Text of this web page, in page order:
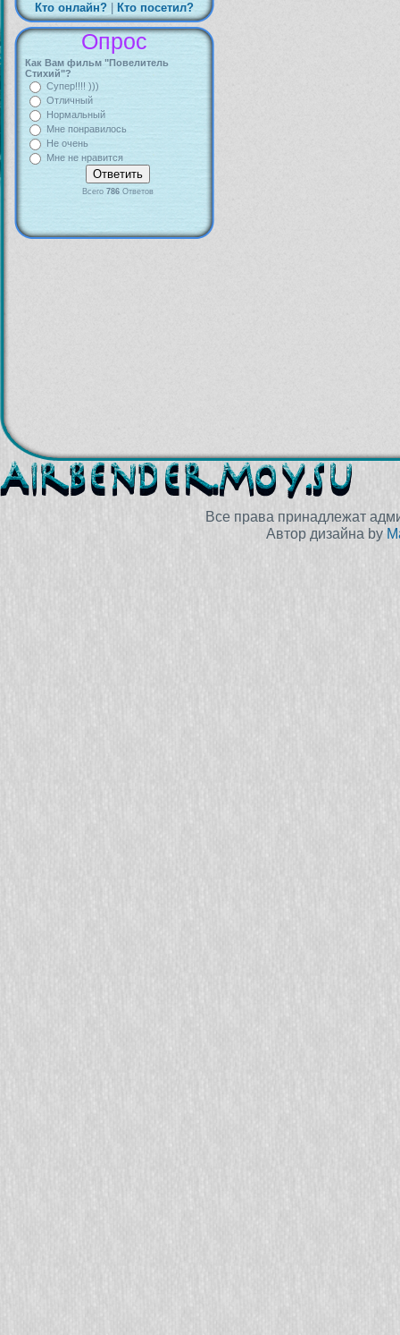
Кто онлайн? Кто посетил?
Опрос
Как Вам фильм "Повелитель
Стихий"?
Супер!!!! )))
Отличный
Нормальный
Мне понравилось
Не очень
Мне не нравится
Всего 786Ответов
Все права принадлежат
Автор дизайна by